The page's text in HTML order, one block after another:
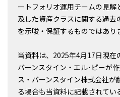
ートフォリオ運用チームの見
及した資産クラスに関する過
を示唆・保証するものではあり
当資料は、2025年4月17日現在
バーンスタイン・エル･ピーが
ス・バーンスタイン株式会社が
る場合も当資料に記載されて